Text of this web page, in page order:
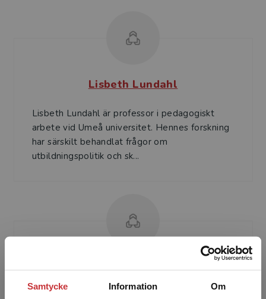
Samtycke Information Om
Lisbeth Lundahl
Lisbeth Lundahl är professor i pedagogiskt
arbete vid Umeå universitet. Hennes forskning
har särskilt behandlat frågor om
utbildningspolitik och sk...
Jonna Linde